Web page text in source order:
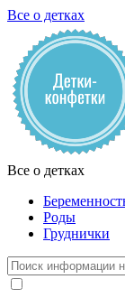
Все о детках
Все о детках
Роды
Груднички